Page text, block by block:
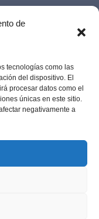
de
tecnologías como las
del dispositivo. El
procesar datos como el
únicas en este sitio.
negativamente a
–
| Todos los